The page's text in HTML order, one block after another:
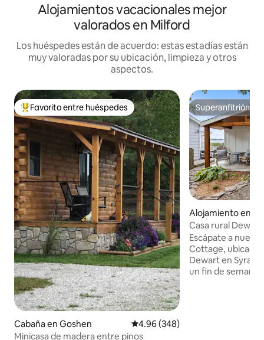
Alojamientos vacacionales mejor
valorados en Milford
Los huéspedes están de acuerdo: estas estadías están
muy valoradas por su ubicación, limpieza y otros
aspectos.
Favorito entre huéspedes preferido
Favorito entre huéspedes
Cabaña en Goshen Calificación promedio: 4.96 de
4.96 (348)
Minicasa de madera entre pinos
Superanfitrión
Superanfitrión
Alojamiento en
Casa rural
Escápate a
Cottage, ubicada
Dewart en
un fin de semana